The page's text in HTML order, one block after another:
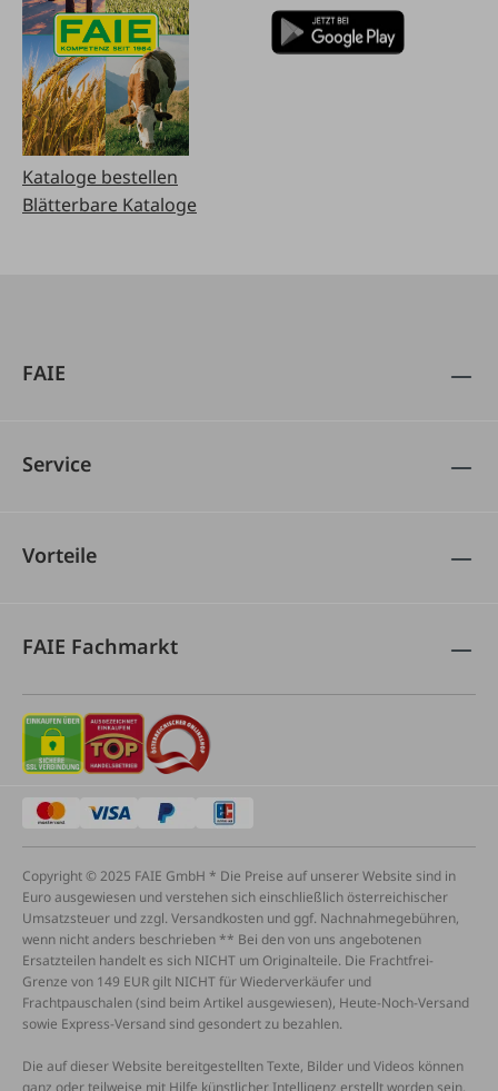
Kataloge bestellen
Blätterbare Kataloge
FAIE
Service
Vorteile
FAIE Fachmarkt
Copyright © 2025 FAIE GmbH * Die Preise auf unserer Website sind in
Euro ausgewiesen und verstehen sich einschließlich österreichischer
Umsatzsteuer und zzgl. Versandkosten und ggf. Nachnahmegebühren,
wenn nicht anders beschrieben ** Bei den von uns angebotenen
Ersatzteilen handelt es sich NICHT um Originalteile. Die Frachtfrei-
Grenze von 149 EUR gilt NICHT für Wiederverkäufer und
Frachtpauschalen (sind beim Artikel ausgewiesen), Heute-Noch-Versand
sowie Express-Versand sind gesondert zu bezahlen.
Die auf dieser Website bereitgestellten Texte, Bilder und Videos können
ganz oder teilweise mit Hilfe künstlicher Intelligenz erstellt worden sein.